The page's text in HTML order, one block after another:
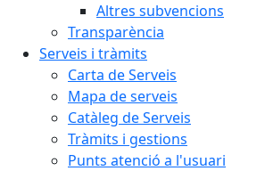
Altres subvencions
Transparència
Serveis i tràmits
Carta de Serveis
Mapa de serveis
Catàleg de Serveis
Tràmits i gestions
Punts atenció a l'usuari